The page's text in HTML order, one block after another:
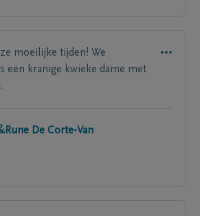
moeilijke tijden! We
een kranige kwieke dame met
De Corte-Van